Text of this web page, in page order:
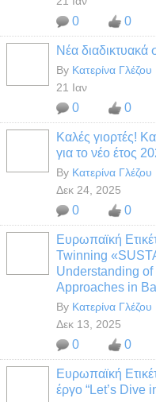
0 0
Νέα διαδικτυακά
By Κατερίνα Γλέζου
21 Ιαν
0 0
Καλές γιορτές!
για το νέο έτος
By Κατερίνα Γλέζου
Δεκ 24, 2025
0 0
Ευρωπαϊκή
Twinning
Understanding of
Approaches in
By Κατερίνα Γλέζου
Δεκ 13, 2025
0 0
Ευρωπαϊκή
έργο “Let’s Dive